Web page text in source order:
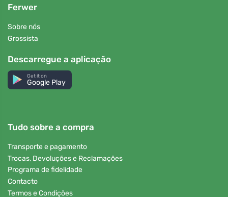
Ferwer
Sobre nós
Grossista
Descarregue a aplicação
Get it on
Google Play
Tudo sobre a compra
Transporte e pagamento
Trocas, Devoluções e Reclamações
Programa de fidelidade
Contacto
Termos e Condições